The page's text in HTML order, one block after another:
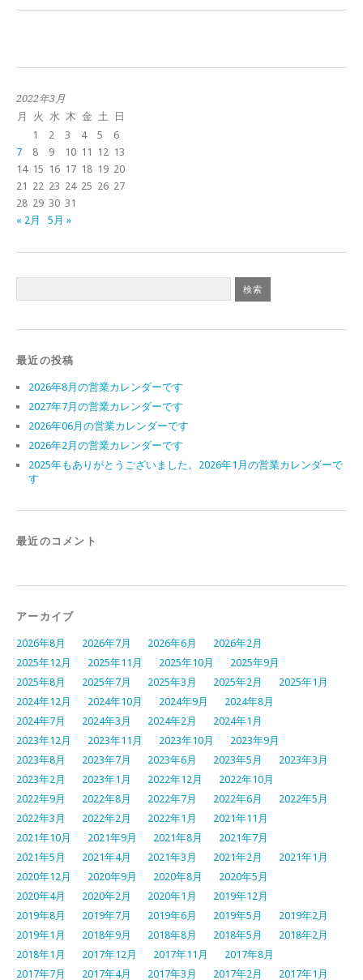
2022年3月
月
火 水 木 金 土
日
1
2 3 4 5
6
7
8 9 10 11 12 13
14 15 16 17 18 19 20
21 22 23 24 25 26 27
28 29 30 31
« 2月
5月 »
最近の投稿
2026年8月の営業カレンダーです
2027年7月の営業カレンダーです
2026年06月の営業カレンダーです
2026年2月の営業カレンダーです
2025年もありがとうございました。2026年1月の営業カレンダーで
す
最近のコメント
アーカイブ
2026年8月 2026年7月 2026年6月
2026年2月
2025年12月
2025年11月 2025年10月
2025年9月
2025年8月
2025年7月 2025年3月 2025年2月
2025年1月
2024年12月
2024年10月 2024年9月
2024年8月
2024年7月
2024年3月 2024年2月
2024年1月
2023年12月
2023年11月 2023年10月
2023年9月
2023年8月
2023年7月 2023年6月 2023年5月
2023年3月
2023年2月
2023年1月 2022年12月
2022年10月
2022年9月
2022年8月 2022年7月 2022年6月
2022年5月
2022年3月
2022年2月 2022年1月
2021年11月
2021年10月
2021年9月 2021年8月
2021年7月
2021年5月
2021年4月 2021年3月 2021年2月
2021年1月
2020年12月
2020年9月 2020年8月
2020年5月
2020年4月
2020年2月 2020年1月
2019年12月
2019年8月
2019年7月 2019年6月 2019年5月
2019年2月
2019年1月
2018年9月 2018年8月 2018年5月
2018年2月
2018年1月
2017年12月 2017年11月
2017年8月
2017年7月
2017年4月 2017年3月 2017年2月 2017年1月